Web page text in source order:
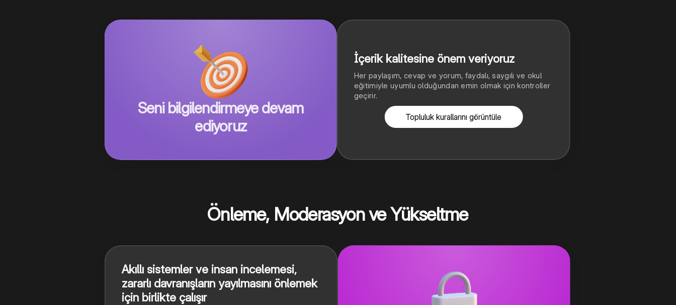
İçerik kalitesine önem veriyoruz
Her paylaşım, cevap ve yorum, faydalı, saygılı ve okul
eğitimiyle uyumlu olduğundan emin olmak için kontroller
geçirir.
Topluluk kurallarını görüntüle
Seni bilgilendirmeye devam
ediyoruz
Önleme, Moderasyon ve Yükseltme
Akıllı sistemler ve insan incelemesi,
zararlı davranışların yayılmasını önlemek
için birlikte çalışır